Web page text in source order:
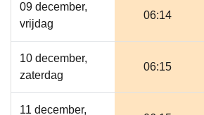
09 december,
vrijdag
06:14
10 december,
zaterdag
06:15
11 december,